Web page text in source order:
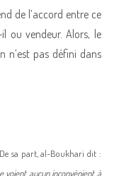
de l’accord entre ce
ou vendeur. Alors, le
n’est pas défini dans
sa part, al-Boukhari dit :
voient aucun inconvénient à